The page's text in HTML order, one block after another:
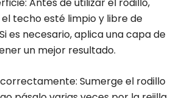
Antes de utilizar el rodillo,
techo esté limpio y libre de
es necesario, aplica una capa de
un mejor resultado.
Sumerge el rodillo